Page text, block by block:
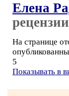
Елена
рецензии
На странице
5
Показывать в